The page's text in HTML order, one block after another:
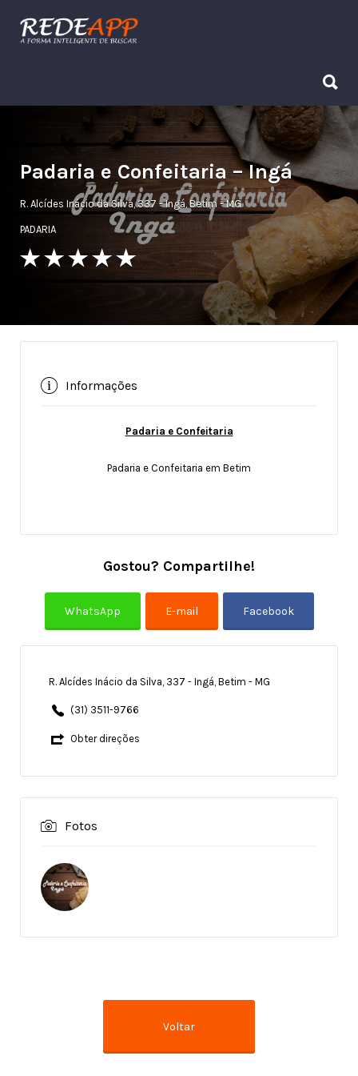
Procurar:
Padaria e Confeitaria – Ingá
R. Alcídes Inácio da Silva, 337 - Ingá, Betim - MG
PADARIA
Informações
Padaria e Confeitaria
Padaria e Confeitaria em Betim
Gostou? Compartilhe!
R. Alcídes Inácio da Silva, 337 - Ingá, Betim - MG
(31) 3511-9766
Obter direções
Fotos